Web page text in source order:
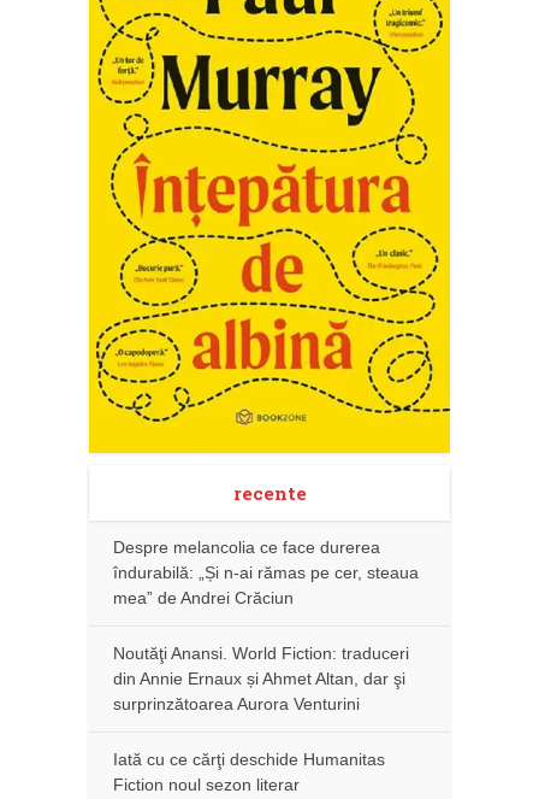
recente
Despre melancolia ce face durerea
îndurabilă: „Și n-ai rămas pe cer, steaua
mea” de Andrei Crăciun
Noutăţi Anansi. World Fiction: traduceri
din Annie Ernaux și Ahmet Altan, dar şi
surprinzătoarea Aurora Venturini
Iată cu ce cărţi deschide Humanitas
Fiction noul sezon literar